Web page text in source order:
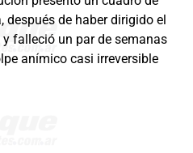
de haber dirigido el
falleció un par de semanas
anímico casi irreversible